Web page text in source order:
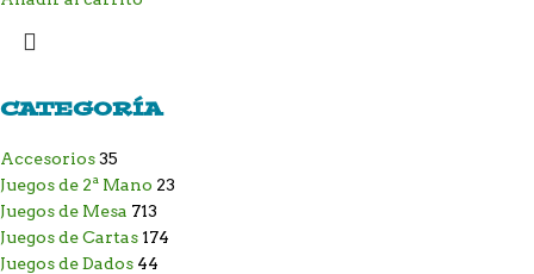
CATEGORÍA
Accesorios35
Juegos de 2ª Mano 23
Juegos de Mesa 713
Juegos de Cartas 174
Juegos de Dados 44